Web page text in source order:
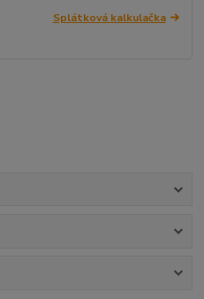
Splátková kalkulačka